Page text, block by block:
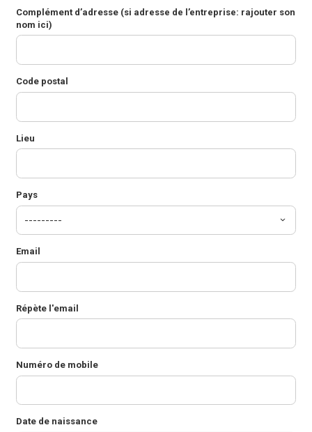
Complément d’adresse (si adresse de l’entreprise: rajouter son
nom ici)
Code postal
Lieu
Pays
Email
Répète l'email
Numéro de mobile
Date de naissance